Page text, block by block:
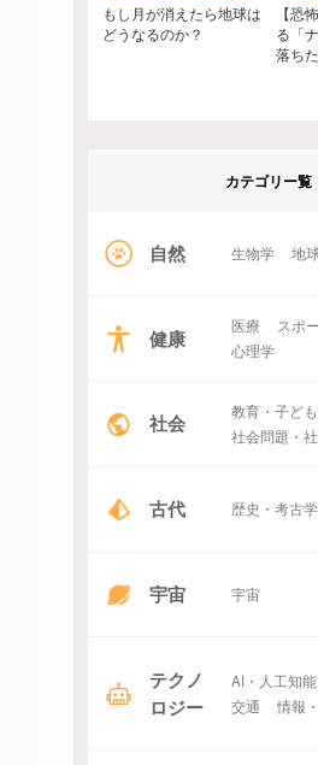
もし月が消えたら地球は
どうなるのか？
【恐
る「
落ち
カテゴリー覧
自然 生物学 地
健康 医療 スポ
心理学
社会
教育・子ども
社会問題・
古代 歴史・考古学
宇宙 宇宙
テクノ
ロジー
AI・人工知能
交通
情報